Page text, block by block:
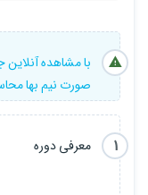
کد نویسی سمت سرور
قسمت نوشته خواهد
یادگیری سریع تر اتفاق
فصل اول شامل :
با مشاهده
صورت نیم بها
1
معرفی دوره